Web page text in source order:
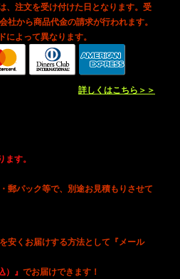
、注文を受け付けた日となります。受
社から商品代金の請求が行われます。
よって異なります。
詳しくはこちら＞＞
す。
郵パック等で、別途お見積もりさせて
安くお届けする方法として『メール
』 でお届けできます！